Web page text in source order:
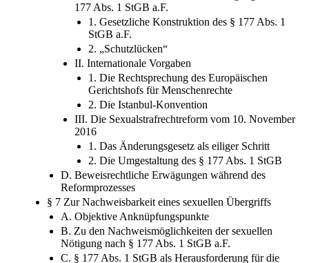
I. „Schutzlücken“ der sexuellen Nötigung nach §
177 Abs. 1 StGB a.F.
1. Gesetzliche Konstruktion des § 177 Abs. 1
StGB a.F.
2. „Schutzlücken“
II. Internationale Vorgaben
1. Die Rechtsprechung des Europäischen
Gerichtshofs für Menschenrechte
2. Die Istanbul-Konvention
III. Die Sexualstrafrechtreform vom 10. November
2016
1. Das Änderungsgesetz als eiliger Schritt
2. Die Umgestaltung des § 177 Abs. 1 StGB
D. Beweisrechtliche Erwägungen während des
Reformprozesses
§ 7 Zur Nachweisbarkeit eines sexuellen Übergriffs
A. Objektive Anknüpfungspunkte
B. Zu den Nachweismöglichkeiten der sexuellen
Nötigung nach § 177 Abs. 1 StGB a.F.